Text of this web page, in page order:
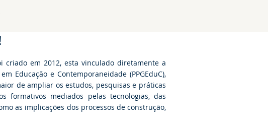
criado em 2012, esta vinculado diretamente a
Educação e Contemporaneidade (PPGEduC),
de ampliar os estudos, pesquisas e práticas
formativos mediados pelas tecnologias, das
as implicações dos processos de construção,